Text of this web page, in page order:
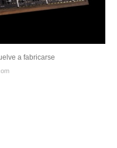
a fabricarse